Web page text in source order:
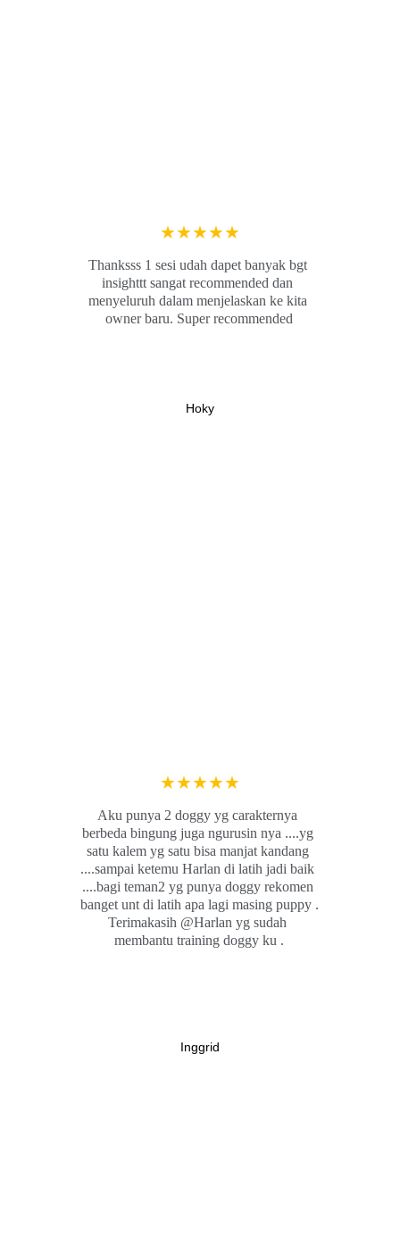
Thanksss 1 sesi udah dapet banyak bgt
insighttt sangat recommended dan
menyeluruh dalam menjelaskan ke kita
owner baru. Super recommended
Hoky
★★★★★
Aku punya 2 doggy yg carakternya
berbeda bingung juga ngurusin nya ....yg
satu kalem yg satu bisa manjat kandang
....sampai ketemu Harlan di latih jadi baik
....bagi teman2 yg punya doggy rekomen
banget unt di latih apa lagi masing puppy .
Terimakasih @Harlan yg sudah
membantu training doggy ku .
Inggrid
★★★★★